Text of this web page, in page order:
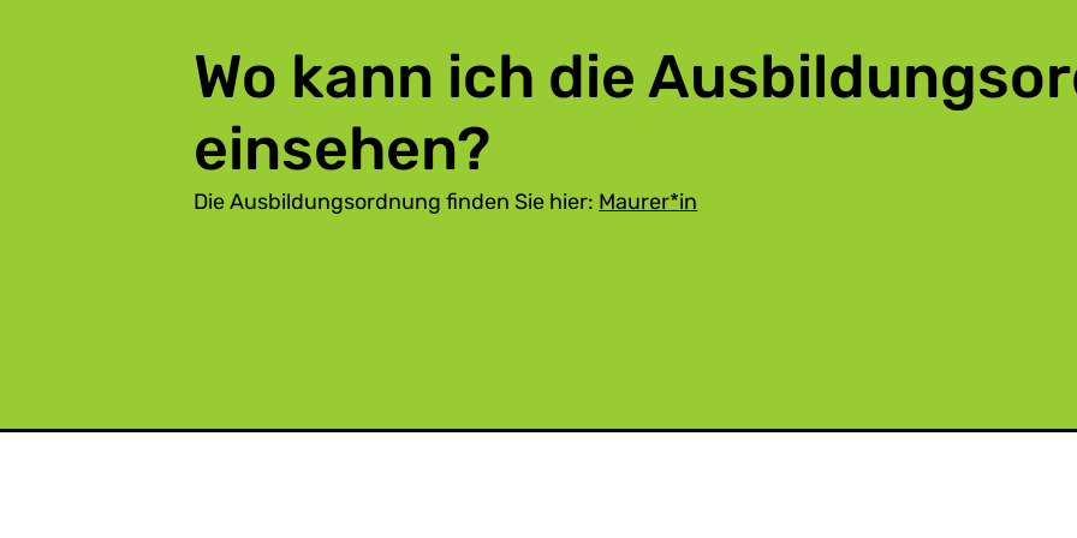
Wo kann ich die
einsehen?
Die Ausbildungsordnung finden Sie hier: Maurer*in